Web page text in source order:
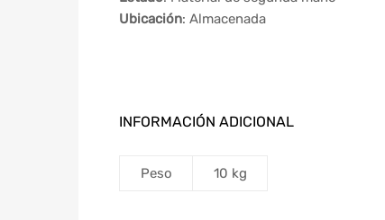
Ubicación: Almacenada
INFORMACIÓN ADICIONAL
Peso 10 kg